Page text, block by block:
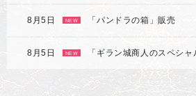
8月5日 NEW 「パンドラの箱」販売
8月5日 NEW 「ギラン城商人のスペシ